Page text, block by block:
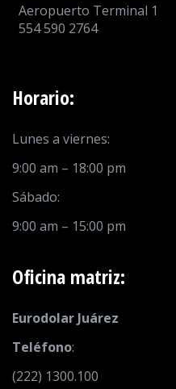
Aeropuerto Terminal 1
554 590 2764
Horario:
Lunes a viernes:
9:00 am – 18:00 pm
Sábado:
9:00 am – 15:00 pm
Oficina matriz:
Eurodolar Juárez
Teléfono:
(222) 1300.100